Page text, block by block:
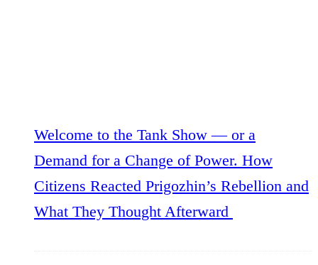
Welcome to the Tank Show — or a
Demand for a Change of Power. How
Citizens Reacted Prigozhin’s Rebellion and
What They Thought Afterward